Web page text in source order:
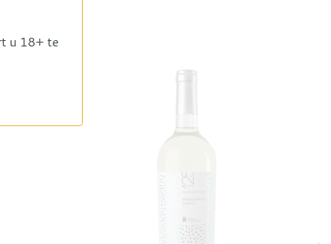
u 18+ te